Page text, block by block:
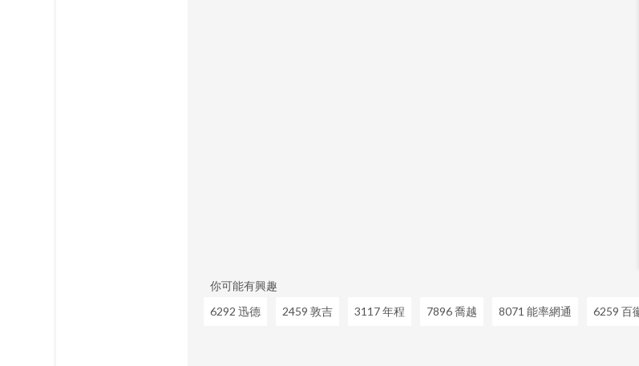
你可能有興趣
6292 迅德
2459 敦吉 3117 年程 7896 喬越 8071 能率網通 6259 百